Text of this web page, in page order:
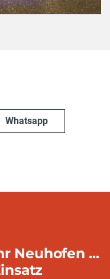
Whatsapp
Neuhofen ...